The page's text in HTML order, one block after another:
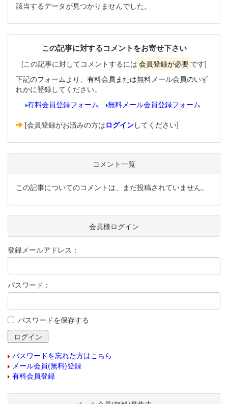
該当するデータが見つかりませんでした。
この記事に対するコメントをお寄せ下さい
[この記事に対してコメントするには 会員登録が必要 です]
下記のフォームより、有料会員または無料メール会員のいず
れかに登録してください。
有料会員登録フォーム
無料メール会員登録フォーム
[会員登録がお済みの方はログインしてください]
コメント一覧
この記事についてのコメントは、まだ投稿されていません。
会員様ログイン
登録メールアドレス：
パスワード：
パスワードを保存する
パスワードを忘れた方はこちら
メール会員(無料)登録
有料会員登録